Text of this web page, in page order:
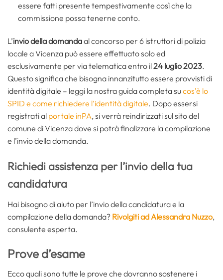
essere fatti presente tempestivamente così che la
commissione possa tenerne conto.
L’invio della domandaal concorso per 6 istruttori di polizia
locale a Vicenza può essere effettuato solo ed
esclusivamente per via telematica entro il24 luglio 2023.
Questo significa che bisogna innanzitutto essere provvisti di
identità digitale – leggi la nostra guida completa sucos’è lo
SPID e come richiedere l’identità digitale. Dopo essersi
registrati al portale inPA, si verrà reindirizzati sul sito del
comune di Vicenza dove si potrà finalizzare la compilazione
e l’invio della domanda.
Richiedi assistenza per l’invio della tua
candidatura
Hai bisogno di aiuto per l’invio della candidatura e la
compilazione della domanda? Rivolgiti ad Alessandra Nuzzo,
consulente esperta.
Prove d’esame
Ecco quali sono tutte le prove che dovranno sostenere i